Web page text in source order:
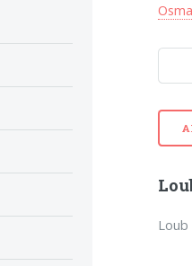
Loub